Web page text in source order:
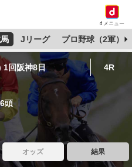
dメニュー
Jリーグ プロ野球（2軍）
1回阪神8日 4R
頭
オッズ 結果